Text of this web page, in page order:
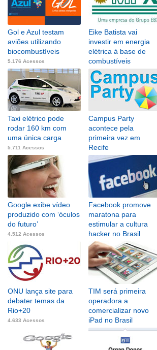
Gol e Azul testam
aviões utilizando
biocombustíveis
5.176 Acessos
Eike Batista vai
investir em energia
elétrica à base de
combustíveis
8.679 Acessos
Taxi elétrico pode
rodar 160 km com
uma única carga
5.711 Acessos
Campus Party
acontece pela
primeira vez em
Recife
4.847 Acessos
Google exibe vídeo
produzido com ‘óculos
do futuro’
4.512 Acessos
Facebook promove
maratona para
estimular a cultura
hacker no Brasil
4.369 Acessos
ONU lança site para
debater temas da
Rio+20
4.633 Acessos
TIM será primeira
operadora a
comercializar novo
iPad no Brasil
3.401 Acessos